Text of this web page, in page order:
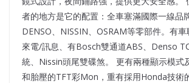
者的地方是它的配置：全車塞滿國際一線品
DENSO、NISSIN、OSRAM等零部件。有
來電/訊息、有Bosch雙通道ABS、Denso
統、Nissin頭尾雙碟煞。 更有兩種顯示模式
和胎壓的TFT彩Mon，重有採用Honda技術